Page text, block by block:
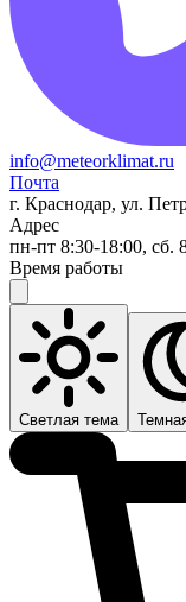
info@meteorklimat.ru
Почта
г. Краснодар, ул.
Адрес
пн-пт 8:30-18:00, сб.
Время работы
Светлая тема